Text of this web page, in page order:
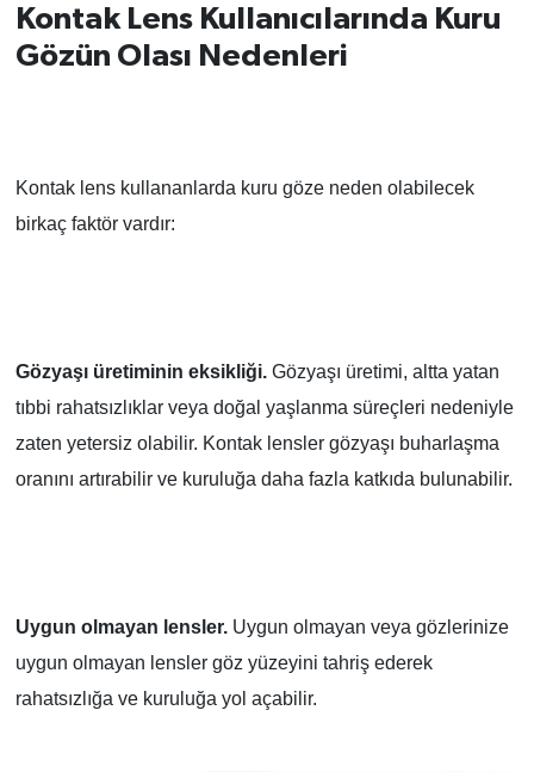
Kontak Lens Kullanıcılarında Kuru
Gözün Olası Nedenleri
Kontak lens kullananlarda kuru göze neden olabilecek
birkaç faktör vardır:
Gözyaşı üretiminin eksikliği.Gözyaşı üretimi, altta yatan
tıbbi rahatsızlıklar veya doğal yaşlanma süreçleri nedeniyle
zaten yetersiz olabilir. Kontak lensler gözyaşı buharlaşma
oranını artırabilir ve kuruluğa daha fazla katkıda bulunabilir.
Uygun olmayan lensler.Uygun olmayan veya gözlerinize
uygun olmayan lensler göz yüzeyini tahriş ederek
rahatsızlığa ve kuruluğa yol açabilir.